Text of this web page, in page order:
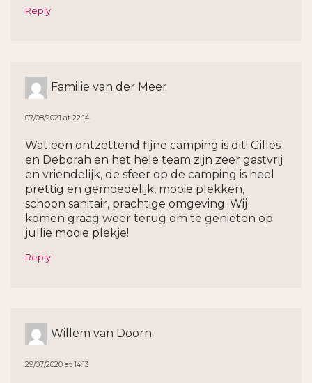
Reply
Familie van der Meer
07/08/2021 at 22:14
Wat een ontzettend fijne camping is dit! Gilles
en Deborah en het hele team zijn zeer gastvrij
en vriendelijk, de sfeer op de camping is heel
prettig en gemoedelijk, mooie plekken,
schoon sanitair, prachtige omgeving. Wij
komen graag weer terug om te genieten op
jullie mooie plekje!
Reply
Willem van Doorn
29/07/2020 at 14:13